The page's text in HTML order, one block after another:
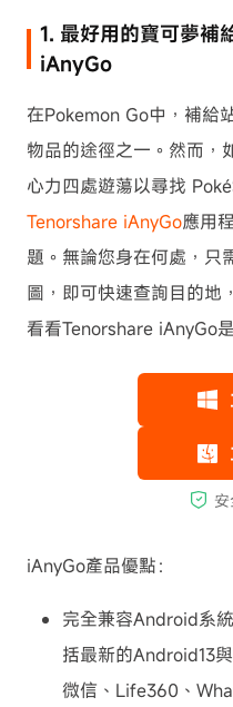
1. 最好用的寶可夢
iAnyGo
在Pokemon Go中，補給
物品的途徑之一。然而，
心力四處遊蕩以尋找
Tenorshare iAnyGo應用
題。無論您身在何處，只
圖，即可快速查詢目的地
看看Tenorshare iAnyGo
iAnyGo產品優點：
完全兼容Android系
括最新的Android13
微信、Life360、